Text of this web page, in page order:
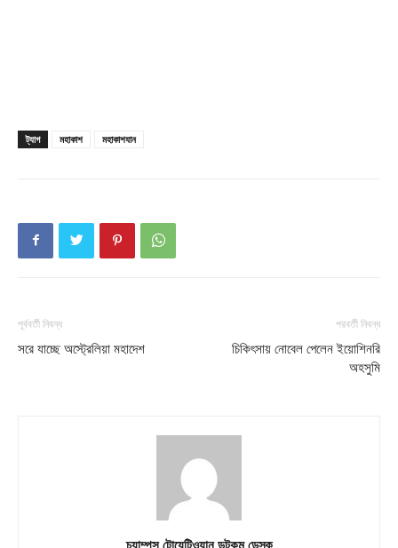
Company
ট্যাগ মহাকাশ মহাকাশযান
পূর্ববর্তী নিবন্ধ
সরে যাচ্ছে অস্ট্রেলিয়া মহাদেশ
পরবর্তী নিবন্ধ
চিকিৎসায় নোবেল পেলেন ইয়োশিনরি
অহসুমি
চ্যাম্পস টোয়েন্টিওয়ান ডটকম ডেস্ক